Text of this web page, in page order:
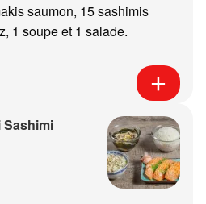
saumon, 15 sashimis
1 soupe et 1 salade.
Sashimi